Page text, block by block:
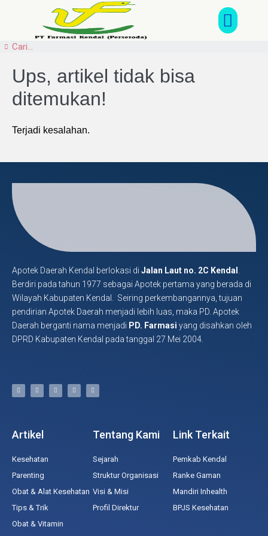
Ups, artikel tidak bisa
ditemukan!
Terjadi kesalahan.
Apotek Daerah Kendal berlokasi di Jalan Laut no. 2C Kendal
Berdiri pada tahun 1977 sebagai Apotek pertama yang berada di
Wilayah Kabupaten Kendal. Seiring perkembangannya, tujuan
pendirian Apotek Daerah menjadi lebih luas, maka PD. Apotek
Daerah berganti nama menjadi PD. Farmasi yang disahkan oleh
DPRD Kabupaten Kendal pada tanggal 27 Mei 2004.
Artikel
Kesehatan
Parenting
Obat & Alat Kesehatan
Tips & Trik
Obat & Vitamin
Tentang Kami
Sejarah
Struktur Organisasi
Visi & Misi
Profil Direktur
Link Terkait
Pemkab Kendal
Ranke Gaman
Mandiri Inhealth
BPJS Kesehatan